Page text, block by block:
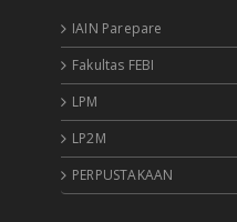
Membaca
Agenda
IAIN Parepare
Fakultas FEBI
LPM
LP2M
PERPUSTAKAAN